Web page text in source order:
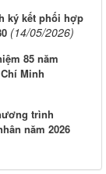
ký kết phối hợp
(14/05/2026)
85 năm
Minh
trình
năm 2026